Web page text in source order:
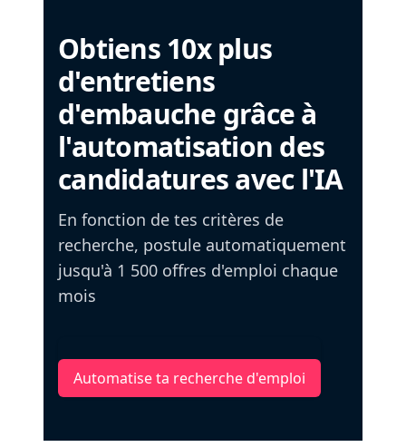
Obtiens 10x plus
d'entretiens
d'embauche grâce à
l'automatisation des
candidatures avec l'IA
En fonction de tes critères de
recherche, postule automatiquement
jusqu'à 1 500 offres d'emploi chaque
mois
Automatise ta recherche d'emploi